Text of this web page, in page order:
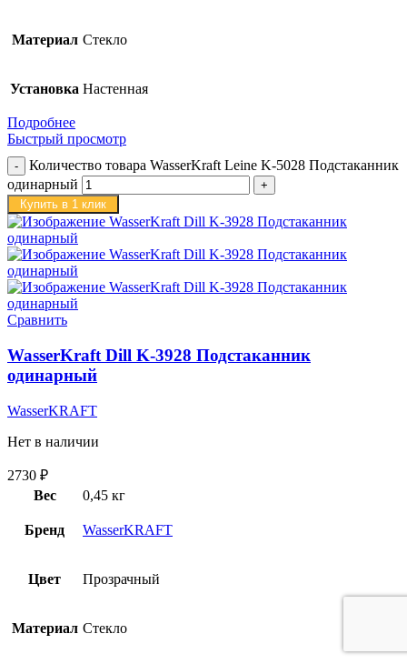
Материал Стекло
Установка Настенная
Подробнее
Быстрый просмотр
Количество товара WasserKraft Leine K-5028 Подстаканник
одинарный
Купить в 1 клик
Сравнить
WasserKraft Dill K-3928 Подстаканник
одинарный
WasserKRAFT
Нет в наличии
2730 ₽
Вес
0,45 кг
Бренд WasserKRAFT
Цвет Прозрачный
Материал Стекло